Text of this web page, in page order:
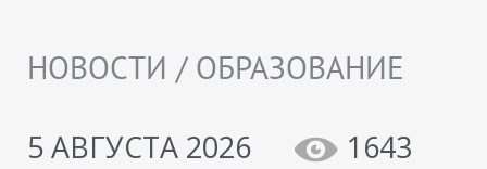
НОВОСТИ / ОБРАЗОВАНИЕ
5 АВГУСТА 2026
1643